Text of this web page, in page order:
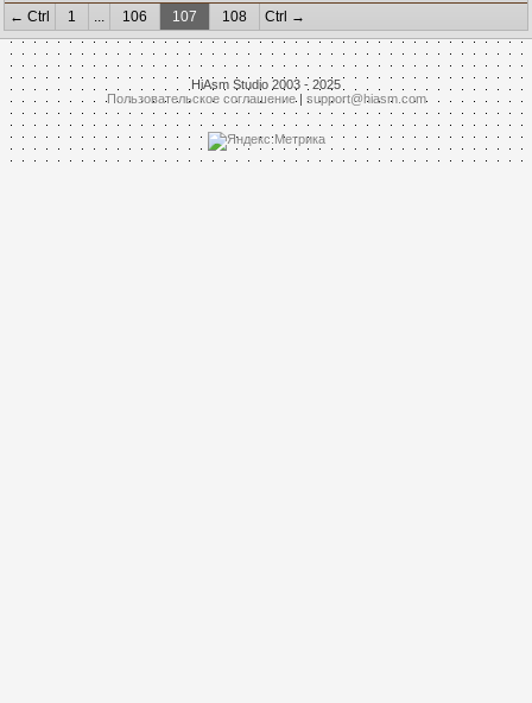
← Ctrl 1 ... 106 107 108 Ctrl →
HiAsm Studio 2003 - 2025
Пользовательское соглашение| support@hiasm.com